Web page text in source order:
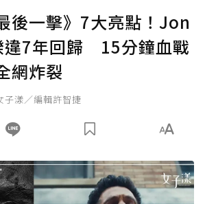
後一擊》7大亮點！Jon
7年回歸 15分鐘血戰
網炸裂
子漾／編輯許智捷